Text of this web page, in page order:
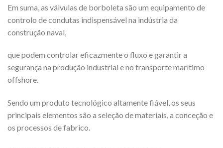
Em suma, as válvulas de borboleta são um equipamento de
controlo de condutas indispensável na indústria da
construção naval,
que podem controlar eficazmente o fluxo e garantir a
segurança na produção industrial e no transporte marítimo
offshore.
Sendo um produto tecnológico altamente fiável, os seus
principais elementos são a seleção de materiais, a conceção e
os processos de fabrico.